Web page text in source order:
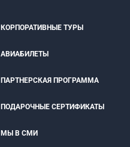
КОРПОРАТИВНЫЕ ТУРЫ
АВИАБИЛЕТЫ
ПАРТНЕРСКАЯ ПРОГРАММА
ПОДАРОЧНЫЕ СЕРТИФИКАТЫ
МЫ В СМИ